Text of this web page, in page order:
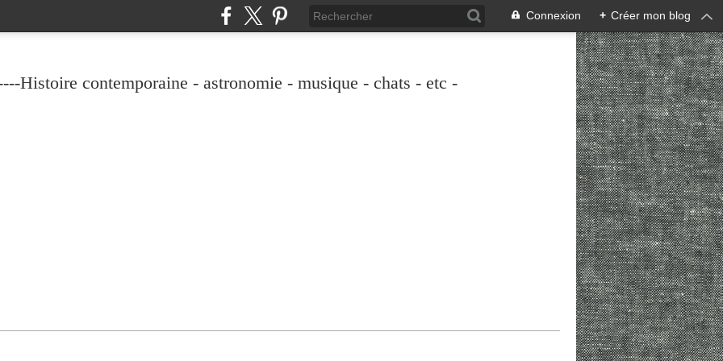
Connexion + Créer mon blog
Histoire contemporaine - astronomie - musique - chats - etc -